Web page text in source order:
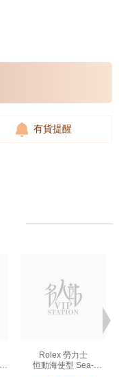
有貨提醒
Rolex 勞力士
恒動海使型 Sea-